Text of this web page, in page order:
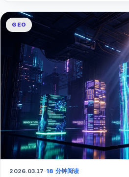
GEO
2026.03.17 ·18 分钟阅读